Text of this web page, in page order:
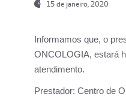
15 de janeiro, 2020
Informamos que, o
ONCOLOGIA, estará
atendimento.
Prestador: Centro de